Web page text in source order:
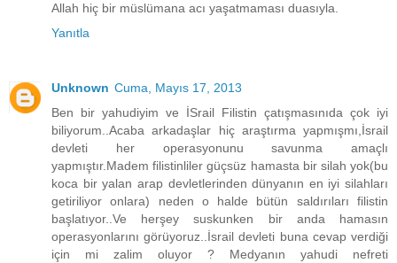
Allah hiç bir müslümana acı yaşatmaması duasıyla.
Yanıtla
Unknown Cuma, Mayıs 17, 2013
Ben bir yahudiyim ve İSrail Filistin çatışmasınıda çok iyi
biliyorum..Acaba arkadaşlar hiç araştırma yapmışmı,İsrail
devleti her operasyonunu savunma amaçlı
yapmıştır.Madem filistinliler güçsüz hamasta bir silah yok(bu
koca bir yalan arap devletlerinden dünyanın en iyi silahları
getiriliyor onlara) neden o halde bütün saldırıları filistin
başlatıyor..Ve herşey suskunken bir anda hamasın
operasyonlarını görüyoruz..İsrail devleti buna cevap verdiği
için mi zalim oluyor ? Medyanın yahudi nefreti